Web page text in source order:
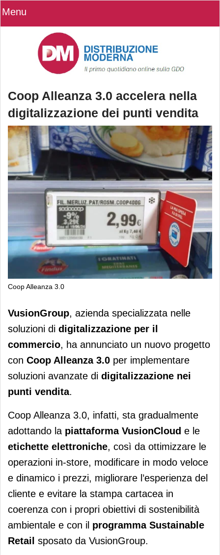
Menu
Coop Alleanza 3.0 accelera nella
digitalizzazione dei punti vendita
Coop Alleanza 3.0
Coop Alleanza 3.0 accelera nella
digitalizzazione dei punti vendita
VusionGroup, azienda specializzata nelle
soluzioni di digitalizzazione per il
commercio, ha annunciato un nuovo progetto
con Coop Alleanza 3.0 per implementare
soluzioni avanzate di digitalizzazione nei
punti vendita.
Coop Alleanza 3.0, infatti, sta gradualmente
adottando la piattaforma VusionCloud e le
etichette elettroniche, così da ottimizzare le
operazioni in-store, modificare in modo veloce
e dinamico i prezzi, migliorare l’esperienza del
cliente e evitare la stampa cartacea in
coerenza con i propri obiettivi di sostenibilità
ambientale e con il programma Sustainable
Retail sposato da VusionGroup.